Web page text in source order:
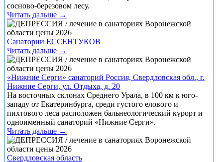
сосново-березовом лесу.
Читать дальше →
Санатории ЕССЕНТУКОВ
Читать дальше →
«Нижние Серги» санаторий Россия, Свердловская обл., г.
Нижние Серги, ул. Отдыха, д. 20
На восточных склонах Среднего Урала, в 100 км к юго-
западу от Екатеринбурга, среди густого елового и
пихтового леса расположен бальнеологический курорт и
одноименный санаторий «Нижние Серги».
Читать дальше →
Свердловская область